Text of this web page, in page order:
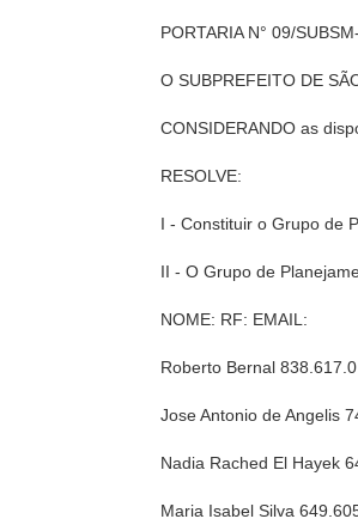
PORTARIA N° 09/
O SUBPREFEITO DE
CONSIDERANDO as
RESOLVE:
I - Constituir o Grupo de
II - O Grupo de
NOME: RF: EMAIL:
Roberto Bernal
Jose Antonio de Angelis
Nadia Rached El Hayek
Maria Isabel Silva